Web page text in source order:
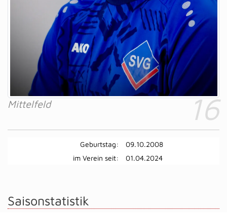
16
Mittelfeld
Geburtstag:
09.10.2008
im Verein seit:
01.04.2024
Saisonstatistik